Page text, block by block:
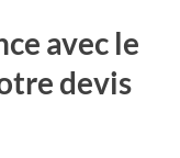
avec le
devis